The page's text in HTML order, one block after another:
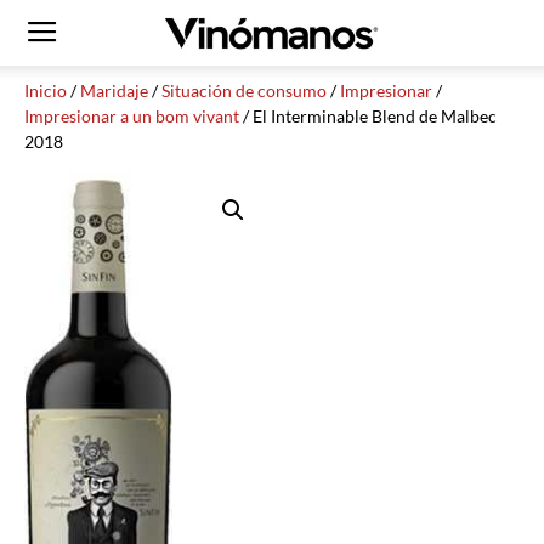
Inicio/Maridaje/Situación de consumo/Impresionar/
Impresionar a un bom vivant/ El Interminable Blend de Malbec
2018